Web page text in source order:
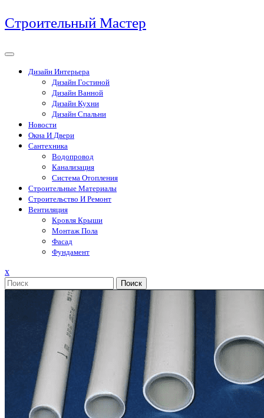
Перейти
к
Строительный Мастер
Дизайн Интерьера
Дизайн Гостиной
Дизайн Ванной
Дизайн Кухни
Дизайн Спальни
Новости
Окна И Двери
Сантехника
Водопровод
Канализация
Система Отопления
Строительные Материалы
Строительство И Ремонт
Вентиляция
Кровля Крыши
Монтаж Пола
Фасад
Фундамент
xЗакрыть
меню
Поиск